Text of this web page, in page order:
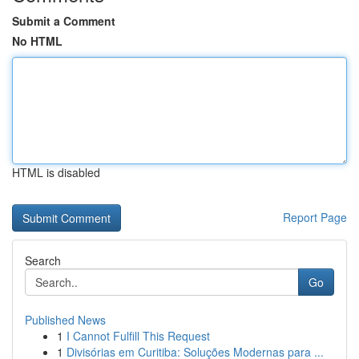
Submit a Comment
No HTML
HTML is disabled
Report Page
Search
Go
Published News
1 I Cannot Fulfill This Request
1 Divisórias em Curitiba: Soluções Modernas para ...